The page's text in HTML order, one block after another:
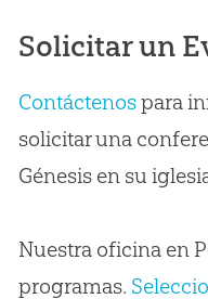
Solicitar un
Contáctenospara
solicitar una
Génesis en su
Nuestra oficina en
programas.